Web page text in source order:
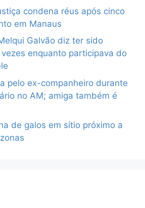
condena réus após cinco
em Manaus
Galvão diz ter sido
enquanto participava do
pelo ex-companheiro durante
no AM; amiga também é
de galos em sítio próximo a